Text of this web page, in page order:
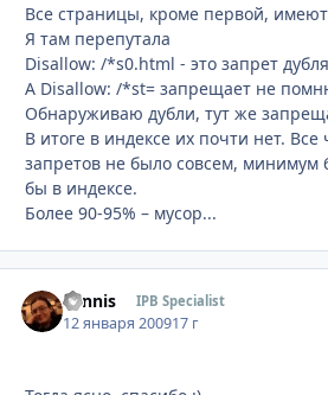
Все страницы, кроме первой, имеют
Я там перепутала
Disallow: /*s0.html - это запрет
А Disallow: /*st= запрещает не
Обнаруживаю дубли, тут же
В итоге в индексе их почти нет.
запретов не было совсем, минимум
бы в индексе.
Более 90-95% – мусор...
Sannis IPB Specialist
12 января 200917 г